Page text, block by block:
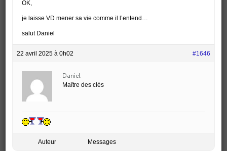
OK,
je laisse VD mener sa vie comme il l’entend…
salut Daniel
22 avril 2025 à 0h02 #1646
Daniel
Maître des clés
Auteur Messages